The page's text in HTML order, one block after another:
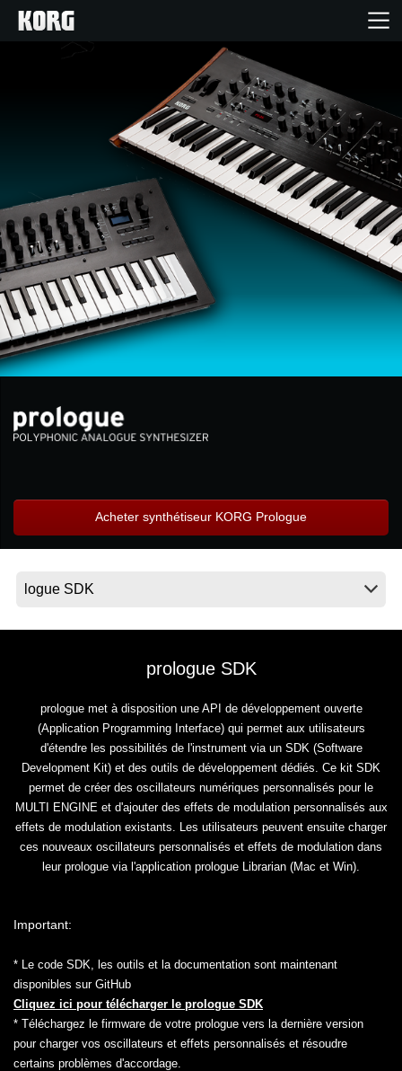
Extras
Evénements
Support
Où acheter ?
News
A propos de Korg
Acheter synthétiseur KORG Prologue
prologue SDK
prologue met à disposition une API de développement ouverte
(Application Programming Interface) qui permet aux utilisateurs
d'étendre les possibilités de l'instrument via un SDK (Software
Development Kit) et des outils de développement dédiés. Ce kit SDK
permet de créer des oscillateurs numériques personnalisés pour le
MULTI ENGINE et d'ajouter des effets de modulation personnalisés aux
effets de modulation existants. Les utilisateurs peuvent ensuite charger
ces nouveaux oscillateurs personnalisés et effets de modulation dans
leur prologue via l'application prologue Librarian (Mac et Win).
Important:
* Le code SDK, les outils et la documentation sont maintenant
disponibles sur GitHub
Cliquez ici pour télécharger le prologue SDK
* Téléchargez le firmware de votre prologue vers la dernière version
pour charger vos oscillateurs et effets personnalisés et résoudre
certains problèmes d'accordage.